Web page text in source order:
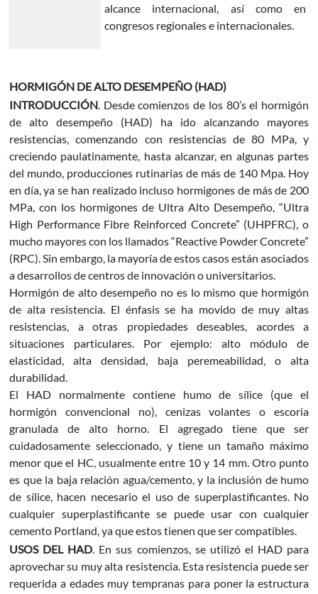
alcance internacional, así como en
congresos regionales e internacionales.
HORMIGÓN DE ALTO DESEMPEÑO (HAD)
INTRODUCCIÓN. Desde comienzos de los 80’s el hormigón
de alto desempeño (HAD) ha ido alcanzando mayores
resistencias, comenzando con resistencias de 80 MPa, y
creciendo paulatinamente, hasta alcanzar, en algunas partes
del mundo, producciones rutinarias de más de 140 Mpa. Hoy
en día, ya se han realizado incluso hormigones de más de 200
MPa, con los hormigones de Ultra Alto Desempeño, “Ultra
High Performance Fibre Reinforced Concrete” (UHPFRC), o
mucho mayores con los llamados “Reactive Powder Concrete”
(RPC). Sin embargo, la mayoría de estos casos están asociados
a desarrollos de centros de innovación o universitarios.
Hormigón de alto desempeño no es lo mismo que hormigón
de alta resistencia. El énfasis se ha movido de muy altas
resistencias, a otras propiedades deseables, acordes a
situaciones particulares. Por ejemplo: alto módulo de
elasticidad, alta densidad, baja peremeabilidad, o alta
durabilidad.
El HAD normalmente contiene humo de sílice (que el
hormigón convencional no), cenizas volantes o escoria
granulada de alto horno. El agregado tiene que ser
cuidadosamente seleccionado, y tiene un tamaño máximo
menor que el HC, usualmente entre 10 y 14 mm. Otro punto
es que la baja relación agua/cemento, y la inclusión de humo
de sílice, hacen necesario el uso de superplastificantes. No
cualquier superplastificante se puede usar con cualquier
cemento Portland, ya que estos tienen que ser compatibles.
USOS DEL HAD. En sus comienzos, se utilizó el HAD para
aprovechar su muy alta resistencia. Esta resistencia puede ser
requerida a edades muy tempranas para poner la estructura